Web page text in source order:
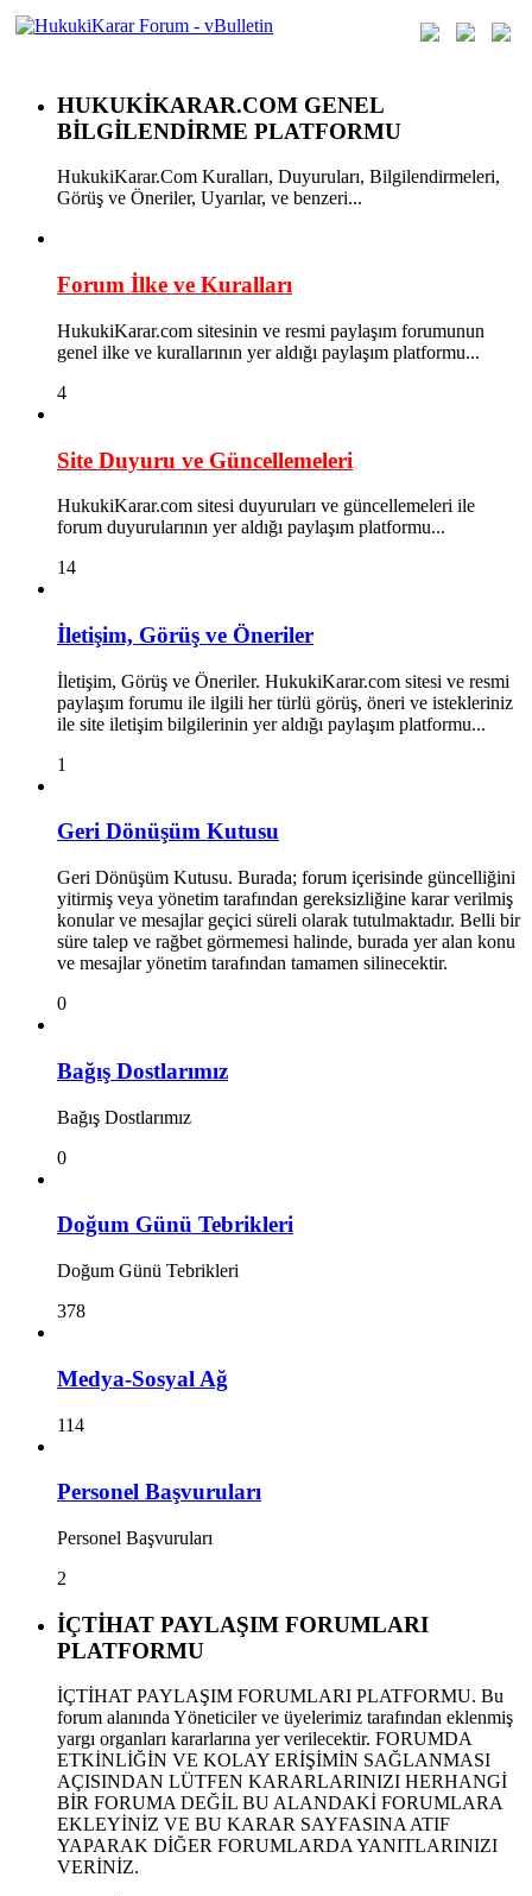
HUKUKİKARAR.COM GENEL
BİLGİLENDİRME PLATFORMU
HukukiKarar.Com Kuralları, Duyuruları, Bilgilendirmeleri,
Görüş ve Öneriler, Uyarılar, ve benzeri...
Forum İlke ve Kuralları
HukukiKarar.com sitesinin ve resmi paylaşım forumunun
genel ilke ve kurallarının yer aldığı paylaşım platformu...
4
Site Duyuru ve Güncellemeleri
HukukiKarar.com sitesi duyuruları ve güncellemeleri ile
forum duyurularının yer aldığı paylaşım platformu...
14
İletişim, Görüş ve Öneriler
İletişim, Görüş ve Öneriler. HukukiKarar.com sitesi ve resmi
paylaşım forumu ile ilgili her türlü görüş, öneri ve istekleriniz
ile site iletişim bilgilerinin yer aldığı paylaşım platformu...
1
Geri Dönüşüm Kutusu
Geri Dönüşüm Kutusu. Burada; forum içerisinde güncelliğini
yitirmiş veya yönetim tarafından gereksizliğine karar verilmiş
konular ve mesajlar geçici süreli olarak tutulmaktadır. Belli bir
süre talep ve rağbet görmemesi halinde, burada yer alan konu
ve mesajlar yönetim tarafından tamamen silinecektir.
0
Bağış Dostlarımız
Bağış Dostlarımız
0
Doğum Günü Tebrikleri
Doğum Günü Tebrikleri
378
Medya-Sosyal Ağ
114
Personel Başvuruları
Personel Başvuruları
2
İÇTİHAT PAYLAŞIM FORUMLARI
PLATFORMU
İÇTİHAT PAYLAŞIM FORUMLARI PLATFORMU. Bu
forum alanında Yöneticiler ve üyelerimiz tarafından eklenmiş
yargı organları kararlarına yer verilecektir. FORUMDA
ETKİNLİĞİN VE KOLAY ERİŞİMİN SAĞLANMASI
AÇISINDAN LÜTFEN KARARLARINIZI HERHANGİ
BİR FORUMA DEĞİL BU ALANDAKİ FORUMLARA
EKLEYİNİZ VE BU KARAR SAYFASINA ATIF
YAPARAK DİĞER FORUMLARDA YANITLARINIZI
VERİNİZ.